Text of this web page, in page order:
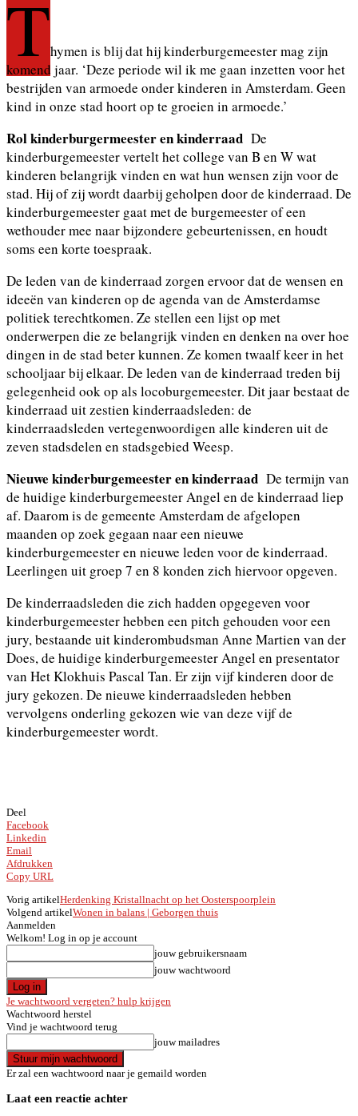
Thymen is blij dat hij kinderburgemeester mag zijn
komend jaar. ‘Deze periode wil ik me gaan inzetten voor het
bestrijden van armoede onder kinderen in Amsterdam. Geen
kind in onze stad hoort op te groeien in armoede.’
Rol kinderburgermeester en kinderraad De
kinderburgemeester vertelt het college van B en W wat
kinderen belangrijk vinden en wat hun wensen zijn voor de
stad. Hij of zij wordt daarbij geholpen door de kinderraad. De
kinderburgemeester gaat met de burgemeester of een
wethouder mee naar bijzondere gebeurtenissen, en houdt
soms een korte toespraak.
De leden van de kinderraad zorgen ervoor dat de wensen en
ideeën van kinderen op de agenda van de Amsterdamse
politiek terechtkomen. Ze stellen een lijst op met
onderwerpen die ze belangrijk vinden en denken na over hoe
dingen in de stad beter kunnen. Ze komen twaalf keer in het
schooljaar bij elkaar. De leden van de kinderraad treden bij
gelegenheid ook op als locoburgemeester. Dit jaar bestaat de
kinderraad uit zestien kinderraadsleden: de
kinderraadsleden vertegenwoordigen alle kinderen uit de
zeven stadsdelen en stadsgebied Weesp.
Nieuwe kinderburgemeester en kinderraad De termijn van
de huidige kinderburgemeester Angel en de kinderraad liep
af. Daarom is de gemeente Amsterdam de afgelopen
maanden op zoek gegaan naar een nieuwe
kinderburgemeester en nieuwe leden voor de kinderraad.
Leerlingen uit groep 7 en 8 konden zich hiervoor opgeven.
De kinderraadsleden die zich hadden opgegeven voor
kinderburgemeester hebben een pitch gehouden voor een
jury, bestaande uit kinderombudsman Anne Martien van der
Does, de huidige kinderburgemeester Angel en presentator
van Het Klokhuis Pascal Tan. Er zijn vijf kinderen door de
jury gekozen. De nieuwe kinderraadsleden hebben
vervolgens onderling gekozen wie van deze vijf de
kinderburgemeester wordt.
Deel
Facebook
Linkedin
Email
Afdrukken
Copy URL
Vorig artikelHerdenking Kristallnacht op het Oosterspoorplein
Volgend artikelWonen in balans | Geborgen thuis
Aanmelden
Welkom! Log in op je account
jouw gebruikersnaam
jouw wachtwoord
Je wachtwoord vergeten? hulp krijgen
Wachtwoord herstel
Vind je wachtwoord terug
jouw mailadres
Er zal een wachtwoord naar je gemaild worden
Laat een reactie achter